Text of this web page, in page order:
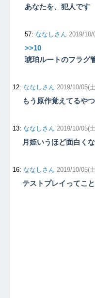
あなたを、犯人です
57: ななしさん 2019/10/
>>10
琥珀ルートのフラグ
12: ななしさん 2019/10/05(
もう原作覚えてるや
13: ななしさん 2019/10/05(
月姫いうほど面白く
16: ななしさん 2019/10/05(
テストプレイってこ